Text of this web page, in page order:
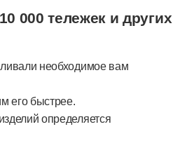
000 тележек и других
необходимое вам
его быстрее.
определяется